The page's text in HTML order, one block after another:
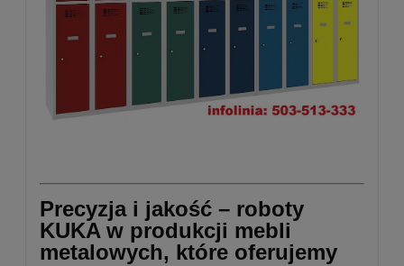
Precyzja i jakość – roboty
KUKA w produkcji mebli
metalowych, które oferujemy